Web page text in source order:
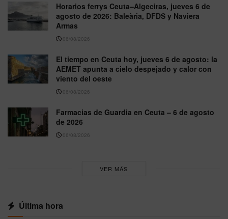
Horarios ferrys Ceuta–Algeciras, jueves 6 de
agosto de 2026: Baleària, DFDS y Naviera
Armas
06/08/2026
El tiempo en Ceuta hoy, jueves 6 de agosto: la
AEMET apunta a cielo despejado y calor con
viento del oeste
06/08/2026
Farmacias de Guardia en Ceuta – 6 de agosto
de 2026
06/08/2026
VER MÁS
Última hora